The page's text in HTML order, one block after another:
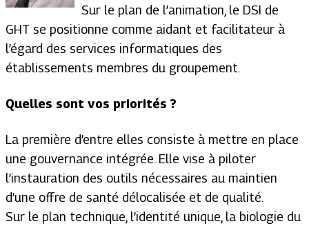
Sur le plan de l’animation, le DSI de
GHT se positionne comme aidant et facilitateur à
l’égard des services informatiques des
établissements membres du groupement.
Quelles sont vos priorités ?
La première d’entre elles consiste à mettre en place
une gouvernance intégrée. Elle vise à piloter
l’instauration des outils nécessaires au maintien
d’une offre de santé délocalisée et de qualité.
Sur le plan technique, l’identité unique, la biologie du